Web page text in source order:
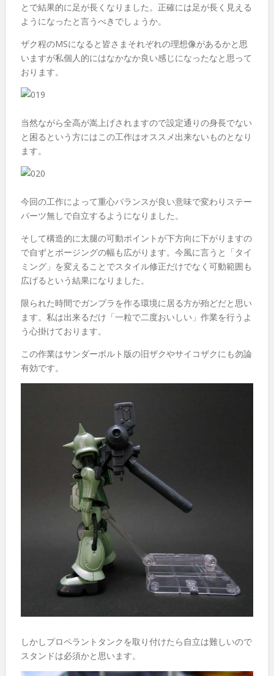
とで結果的に足が長くなりました。正確には足が長く見える
ようになったと言うべきでしょうか。
ザク程のMSになると皆さまそれぞれの理想像があるかと思
いますが私個人的にはなかなか良い感じになったなと思って
おります。
当然ながら全高が嵩上げされますので設定通りの身長でない
と困るという方にはこの工作はオススメ出来ないものとなり
ます。
今回の工作によって重心バランスが良い意味で変わりステー
パーツ無しで自立するようになりました。
そして構造的に太腿の可動ポイントが下方向に下がりますの
で自ずとポージングの幅も広がります。今風に言うと「タイ
ミング」を変えることでスタイル修正だけでなく可動範囲も
広げるという結果になりました。
限られた時間でガンプラを作る環境に居る方が殆どだと思い
ます。私は出来るだけ「一粒で二度おいしい」作業を行うよ
う心掛けております。
この作業はサンダーボルト版の旧ザクやサイコザクにも勿論
有効です。
しかしプロペラントタンクを取り付けたら自立は難しいので
スタンドは必須かと思います。